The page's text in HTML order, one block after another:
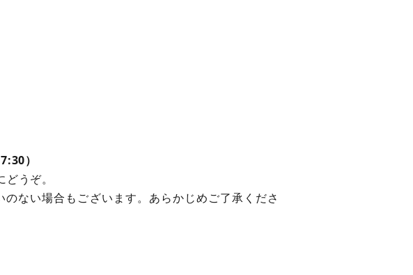
）
うぞ。
ない場合もございます。あらかじめご了承くださ